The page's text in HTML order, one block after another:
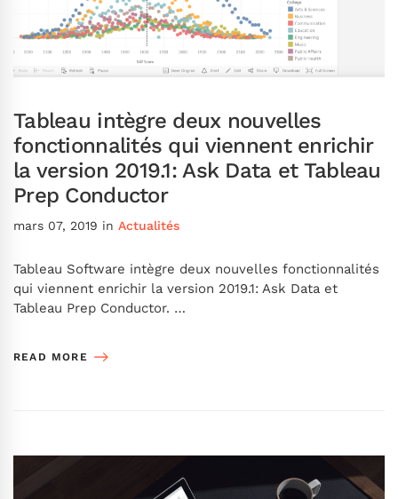
Tableau intègre deux nouvelles
fonctionnalités qui viennent enrichir
la version 2019.1: Ask Data et Tableau
Prep Conductor
mars 07, 2019 in Actualités
Tableau Software intègre deux nouvelles fonctionnalités
qui viennent enrichir la version 2019.1: Ask Data et
Tableau Prep Conductor. …
READ MORE